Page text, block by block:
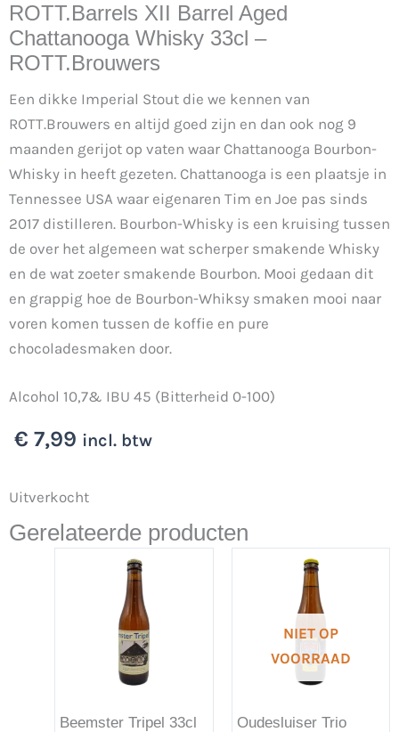
ROTT.Barrels XII Barrel Aged
Chattanooga Whisky 33cl –
ROTT.Brouwers
Een dikke Imperial Stout die we kennen van
ROTT.Brouwers en altijd goed zijn en dan ook nog 9
maanden gerijot op vaten waar Chattanooga Bourbon-
Whisky in heeft gezeten. Chattanooga is een plaatsje in
Tennessee USA waar eigenaren Tim en Joe pas sinds
2017 distilleren. Bourbon-Whisky is een kruising tussen
de over het algemeen wat scherper smakende Whisky
en de wat zoeter smakende Bourbon. Mooi gedaan dit
en grappig hoe de Bourbon-Whiksy smaken mooi naar
voren komen tussen de koffie en pure
chocoladesmaken door.
Alcohol 10,7& IBU 45 (Bitterheid 0-100)
€ 7,99 incl. btw
Uitverkocht
Gerelateerde producten
Beemster Tripel 33cl
NIET OP
VOORRAAD
Oudesluiser Trio